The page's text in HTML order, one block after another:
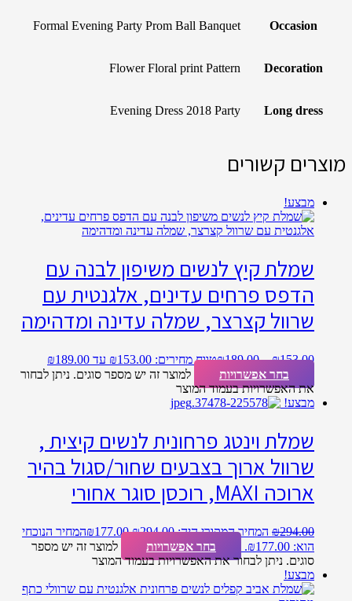
Occasion
Formal Evening Party Prom Ball Banquet
Decoration
Flower Floral print Pattern
Long dress
Evening Dress 2018 Party
מוצרים קשורים
מבצע!
שמלת קיץ לנשים משיפון לבנה עם
הדפס פרחים עדינים, אלגנטית עם
שרוול קצרצר, שמלה עדינה ומדהימה
₪153.00
–
₪189.00 טווח מחירים: ⁦₪153.00⁩ עד ⁦₪189.00⁩
בחר אפשרויות
למוצר זה יש מספר סוגים. ניתן לבחור
את האפשרויות בעמוד המוצר
מבצע!
שמלת וינטג פרחונית לנשים קיצית ,
שרוול ארוך בצבעים שחור/סגול בהיר
ארוכה MAXI, רוכסן סוגר אחורי
₪294.00 המחיר המקורי היה: ₪294.00. ₪177.00
המחיר הנוכחי
הוא: ₪177.00.
בחר אפשרויות
למוצר זה יש מספר
סוגים. ניתן לבחור את האפשרויות בעמוד המוצר
מבצע!